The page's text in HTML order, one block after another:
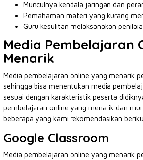
Munculnya kendala jaringan dan
Pemahaman materi yang kurang
Guru kesulitan melaksanakan
Media Pembelajaran
Menarik
Media pembelajaran online yang menarik
sehingga bisa menentukan media
sesuai dengan karakteristik peserta
pembelajaran online yang menarik dan
beberapa yang kami rekomendasikan
Google Classroom
Media pembelajaran online yang menarik